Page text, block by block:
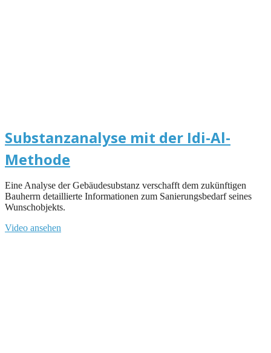
Substanzanalyse mit der Idi-Al-
Methode
Eine Analyse der Gebäudesubstanz verschafft dem zukünftigen
Bauherrn detaillierte Informationen zum Sanierungsbedarf seines
Wunschobjekts.
Video ansehen